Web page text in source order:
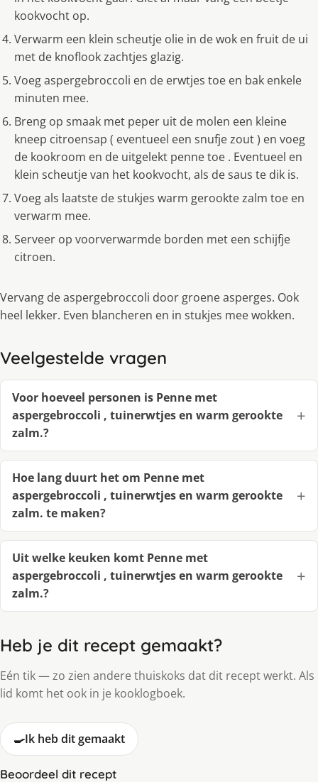
kookvocht op.
Verwarm een klein scheutje olie in de wok en fruit de ui
met de knoflook zachtjes glazig.
Voeg aspergebroccoli en de erwtjes toe en bak enkele
minuten mee.
Breng op smaak met peper uit de molen een kleine
kneep citroensap ( eventueel een snufje zout ) en voeg
de kookroom en de uitgelekt penne toe . Eventueel en
klein scheutje van het kookvocht, als de saus te dik is.
Voeg als laatste de stukjes warm gerookte zalm toe en
verwarm mee.
Serveer op voorverwarmde borden met een schijfje
citroen.
Vervang de aspergebroccoli door groene asperges. Ook
heel lekker. Even blancheren en in stukjes mee wokken.
Veelgestelde vragen
Voor hoeveel personen is Penne met
aspergebroccoli , tuinerwtjes en warm gerookte
zalm.?
Hoe lang duurt het om Penne met
aspergebroccoli , tuinerwtjes en warm gerookte
zalm. te maken?
Uit welke keuken komt Penne met
aspergebroccoli , tuinerwtjes en warm gerookte
zalm.?
Heb je dit recept gemaakt?
Eén tik — zo zien andere thuiskoks dat dit recept werkt. Als
lid komt het ook in je kooklogboek.
🍳Ik heb dit gemaakt
Beoordeel dit recept